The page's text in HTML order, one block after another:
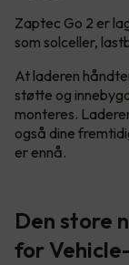
Zaptec Go 2 er
som solceller,
At laderen
støtte og
monteres.
også dine
er ennå.
Den store
for